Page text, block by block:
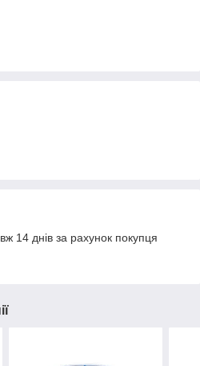
14 днів за рахунок покупця